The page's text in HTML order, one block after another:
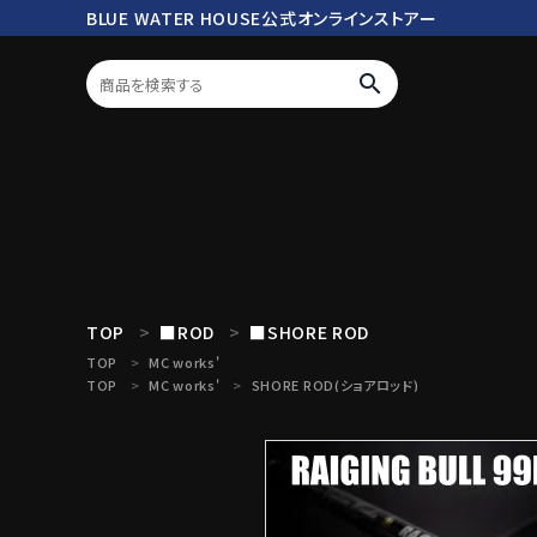
BLUE WATER HOUSE公式オンラインストアー
search
search
Mc works
BWH ORIGINAL ITEM
TOP ■ROD ■SHORE ROD
TOP
MC works'
TOP
MC works' SHORE ROD(ショアロッド)